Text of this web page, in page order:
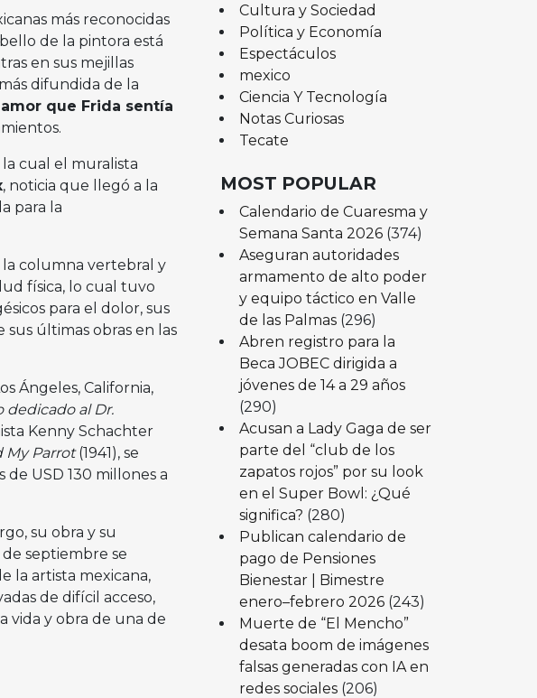
más reconocidas
de la pintora está
en sus mejillas
difundida de la
que Frida sentía
cual el muralista
, noticia que llegó a la
para la
la columna vertebral y
física, lo cual tuvo
para el dolor, sus
sus últimas obras en las
Ángeles, California,
dedicado al Dr.
Kenny Schachter
My Parrot(1941), se
USD 130 millones a
su obra y su
septiembre se
la artista mexicana,
de difícil acceso,
vida y obra de una de
Cultura y Sociedad
Política y Economía
Espectáculos
mexico
Ciencia Y Tecnología
Notas Curiosas
Tecate
MOST POPULAR
Calendario de Cuaresma y
Semana Santa 2026 (374)
Aseguran autoridades
armamento de alto poder
y equipo táctico en Valle
de las Palmas (296)
Abren registro para la
Beca JOBEC dirigida a
jóvenes de 14 a 29 años
(290)
Acusan a Lady Gaga de ser
parte del “club de los
zapatos rojos” por su look
en el Super Bowl: ¿Qué
significa? (280)
Publican calendario de
pago de Pensiones
Bienestar | Bimestre
enero–febrero 2026 (243)
Muerte de “El Mencho”
desata boom de imágenes
falsas generadas con IA en
redes sociales (206)